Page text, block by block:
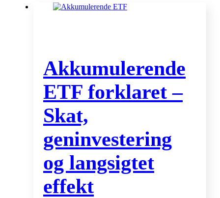
Akkumulerende
ETF forklaret –
Skat,
geninvestering
og langsigtet
effekt